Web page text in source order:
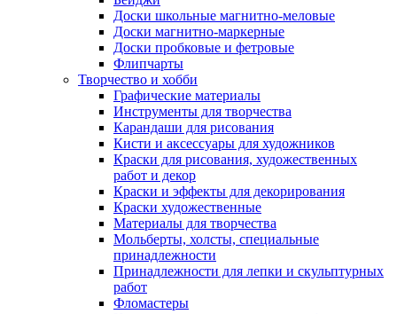
Доски школьные магнитно-меловые
Доски магнитно-маркерные
Доски пробковые и фетровые
Флипчарты
Творчество и хобби
Графические материалы
Инструменты для творчества
Карандаши для рисования
Кисти и аксессуары для художников
Краски для рисования, художественных
работ и декор
Краски и эффекты для декорирования
Краски художественные
Материалы для творчества
Мольберты, холсты, специальные
принадлежности
Принадлежности для лепки и скульптурных
работ
Фломастеры